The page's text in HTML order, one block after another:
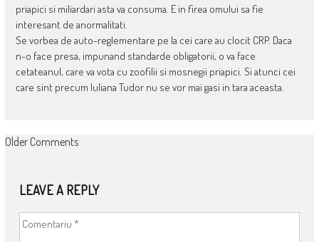
priapici si miliardari asta va consuma. E in firea omului sa fie
interesant de anormalitati.
Se vorbea de auto-reglementare pe la cei care au clocit CRP. Daca
n-o face presa, impunand standarde obligatorii, o va face
cetateanul, care va vota cu zoofilii si mosnegii priapici. Si atunci cei
care sint precum Iuliana Tudor nu se vor mai gasi in tara aceasta.
COMMENT
Older Comments
LEAVE A REPLY